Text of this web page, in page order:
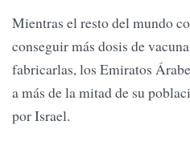
Mientras el resto del mundo
conseguir más dosis de
fabricarlas, los Emiratos
a más de la mitad de su
por Israel.